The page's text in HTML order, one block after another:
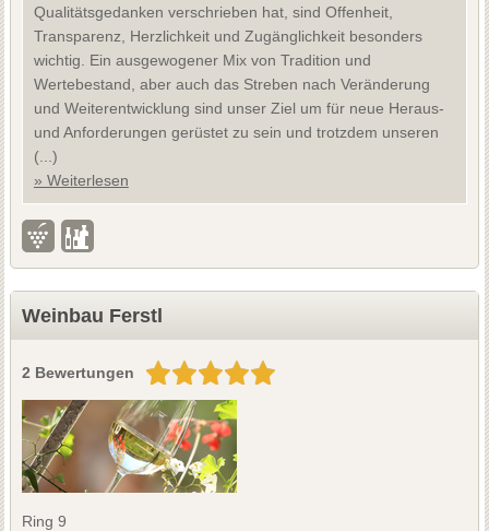
Qualitätsgedanken verschrieben hat, sind Offenheit,
Transparenz, Herzlichkeit und Zugänglichkeit besonders
wichtig. Ein ausgewogener Mix von Tradition und
Wertebestand, aber auch das Streben nach Veränderung
und Weiterentwicklung sind unser Ziel um für neue Heraus-
und Anforderungen gerüstet zu sein und trotzdem unseren
(...)
» Weiterlesen
Weinbau Ferstl
2 Bewertungen
Ring 9